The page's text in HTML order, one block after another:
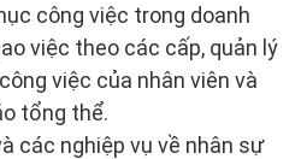
công việc trong doanh
việc theo các cấp, quản lý
việc của nhân viên và
tổng thể.
các nghiệp vụ về nhân sự